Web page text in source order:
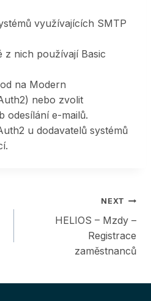
využívajících SMTP
z nich používají Basic
na Modern
nebo zvolit
odesílání e-mailů.
u dodavatelů systémů
NEXT
HELIOS – Mzdy –
Registrace
zaměstnanců